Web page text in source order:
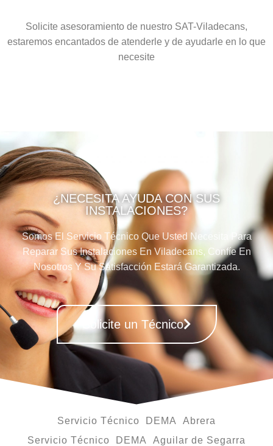
Solicite asesoramiento de nuestro SAT-Viladecans,
estaremos encantados de atenderle y de ayudarle en lo que
necesite
¿NECESITA AYUDA CON SUS
INSTALACIONES?
Somos El Servicio Técnico Que Usted Necesita Para
Reparar Sus Instalaciones En Viladecans, Confíe En
Nosotros Y Su Satisfacción Estará Garantizada.
Solicite un Técnico
Servicio Técnico DEMA Abrera
Servicio Técnico DEMA Aguilar de Segarra